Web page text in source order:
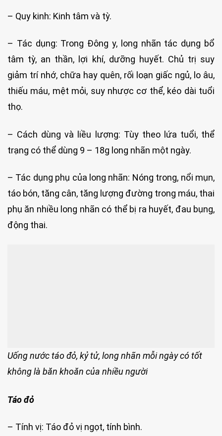
– Quy kinh: Kinh tâm và tỳ.
– Tác dụng: Trong Đông y, long nhãn tác dụng bổ
tâm tỳ, an thần, lợi khí, dưỡng huyết. Chủ trị suy
giảm trí nhớ, chữa hay quên, rối loạn giấc ngủ, lo âu,
thiếu máu, mệt mỏi, suy nhược cơ thể, kéo dài tuổi
thọ.
– Cách dùng và liều lượng: Tùy theo lứa tuổi, thể
trạng có thể dùng 9 – 18g long nhãn một ngày.
– Tác dụng phụ của long nhãn: Nóng trong, nổi mụn,
táo bón, tăng cân, tăng lượng đường trong máu, thai
phụ ăn nhiều long nhãn có thể bị ra huyết, đau bụng,
động thai.
Uống nước táo đỏ, kỷ tử, long nhãn mỗi ngày có tốt
không là băn khoăn của nhiều người
Táo đỏ
– Tính vị: Táo đỏ vị ngọt, tính bình.